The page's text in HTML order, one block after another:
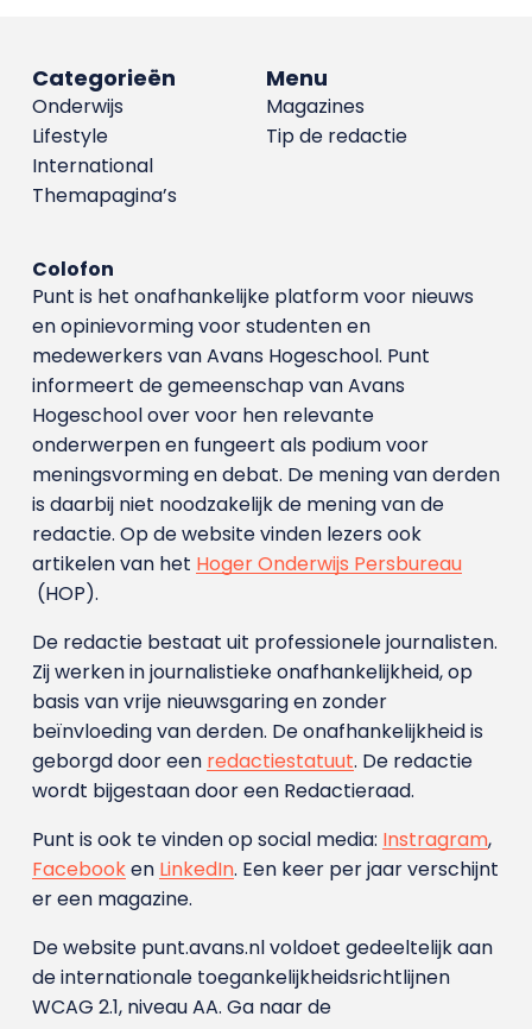
Menu
Magazines
Tip de redactie
Categorieën
Onderwijs
Lifestyle
International
Themapagina’s
Colofon
Punt is het onafhankelijke platform voor nieuws
en opinievorming voor studenten en
medewerkers van Avans Hoge­school. Punt
informeert de gemeenschap van Avans
Hogeschool over voor hen relevante
onderwerpen en fungeert als podium voor
meningsvorming en debat. De mening van derden
is daarbij niet noodzakelijk de mening van de
redactie. Op de website vinden lezers ook
artikelen van het Hoger Onderwijs Persbureau
(HOP).
De redactie bestaat uit professionele journalisten.
Zij werken in journalistieke onafhankelijkheid, op
basis van vrije nieuwsgaring en zonder
beïnvloeding van derden. De onafhankelijkheid is
geborgd door een redactiestatuut. De redactie
wordt bijgestaan door een Redactieraad.
Punt is ook te vinden op social media: Instragram,
Facebooken LinkedIn. Een keer per jaar verschijnt
er een magazine.
De website punt.avans.nl voldoet gedeeltelijk aan
de internationale toegankelijkheidsrichtlijnen
WCAG 2.1, niveau AA. Ga naar de